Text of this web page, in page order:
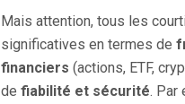
Mais attention, tous les
significatives en termes de
financiers (actions, ETF,
de fiabilité et sécurité. Par